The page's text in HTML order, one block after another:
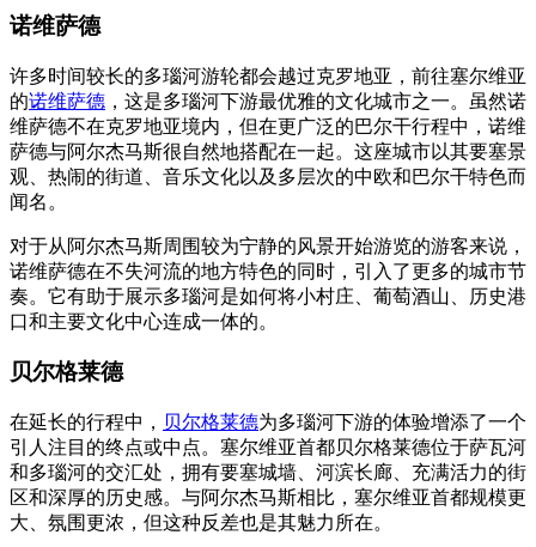
诺维萨德
许多时间较长的多瑙河游轮都会越过克罗地亚，前往塞尔维亚
的诺维萨德 ，这是多瑙河下游最优雅的文化城市之一。虽然诺
维萨德不在克罗地亚境内，但在更广泛的巴尔干行程中，诺维
萨德与阿尔杰马斯很自然地搭配在一起。这座城市以其要塞景
观、热闹的街道、音乐文化以及多层次的中欧和巴尔干特色而
闻名。
对于从阿尔杰马斯周围较为宁静的风景开始游览的游客来说，
诺维萨德在不失河流的地方特色的同时，引入了更多的城市节
奏。它有助于展示多瑙河是如何将小村庄、葡萄酒山、历史港
口和主要文化中心连成一体的。
贝尔格莱德
在延长的行程中， 贝尔格莱德为多瑙河下游的体验增添了一个
引人注目的终点或中点。塞尔维亚首都贝尔格莱德位于萨瓦河
和多瑙河的交汇处，拥有要塞城墙、河滨长廊、充满活力的街
区和深厚的历史感。与阿尔杰马斯相比，塞尔维亚首都规模更
大、氛围更浓，但这种反差也是其魅力所在。